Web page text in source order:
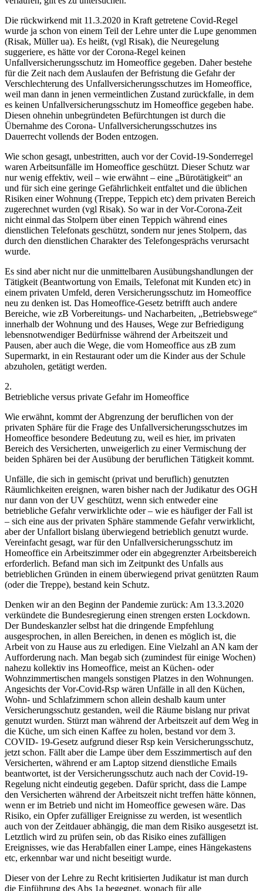
Die rückwirkend mit 11.3.2020 in Kraft getretene Covid-Regel
wurde ja schon von einem Teil der Lehre unter die Lupe genommen
(Risak, Müllerua). Es heißt, (vgl Risak), die Neuregelung
suggeriere, es hätte vor der Corona-Regel keinen
Unfallversicherungsschutz im Homeoffice gegeben. Daher bestehe
für die Zeit nach dem Auslaufen der Befristung die Gefahr der
Verschlechterung des Unfallversicherungsschutzes im Homeoffice,
weil man dann in jenen vermeintlichen Zustand zurückfalle, in dem
es keinen Unfallversicherungsschutz im Homeoffice gegeben habe.
Diesen ohnehin unbegründeten Befürchtungen ist durch die
Übernahme des Corona- Unfallversicherungsschutzes ins
Dauerrecht vollends der Boden entzogen.
Wie schon gesagt, unbestritten, auch vor der Covid-19-Sonderregel
waren Arbeitsunfälle im Homeoffice geschützt. Dieser Schutz war
nur wenig effektiv, weil – wie erwähnt – eine „Bürotätigkeit“ an
und für sich eine geringe Gefährlichkeit entfaltet und die üblichen
Risiken einer Wohnung (Treppe, Teppich etc) dem privaten Bereich
zugerechnet wurden (vgl Risak). So war in der Vor-Corona-Zeit
nicht einmal das Stolpern über einen Teppich während eines
dienstlichen Telefonats geschützt, sondern nur jenes Stolpern, das
durch den dienstlichen Charakter des Telefongesprächs verursacht
wurde.
Es sind aber nicht nur die unmittelbaren Ausübungshandlungen der
Tätigkeit (Beantwortung von Emails, Telefonat mit Kunden etc) in
einem privaten Umfeld, deren Versicherungsschutz im Homeoffice
neu zu denken ist. Das Homeoffice-Gesetz betrifft auch andere
Bereiche, wie zB Vorbereitungs- und Nacharbeiten, „Betriebswege“
innerhalb der Wohnung und des Hauses, Wege zur Befriedigung
lebensnotwendiger Bedürfnisse während der Arbeitszeit und
Pausen, aber auch die Wege, die vom Homeoffice aus zB zum
Supermarkt, in ein Restaurant oder um die Kinder aus der Schule
abzuholen, getätigt werden.
2.
Betriebliche versus private Gefahr im Homeoffice
Wie erwähnt, kommt der Abgrenzung der beruflichen von der
privaten Sphäre für die Frage des Unfallversicherungsschutzes im
Homeoffice besondere Bedeutung zu, weil es hier, im privaten
Bereich des Versicherten, unweigerlich zu einer Vermischung der
beiden Sphären bei der Ausübung der beruflichen Tätigkeit kommt.
Unfälle, die sich in gemischt (privat und beruflich) genutzten
Räumlichkeiten ereignen, waren bisher nach der Judikatur des OGH
nur dann von der UV geschützt, wenn sich entweder eine
betriebliche Gefahr verwirklichte oder – wie es häufiger der Fall ist
– sich eine aus der privaten Sphäre stammende Gefahr verwirklicht,
aberder Unfallort bislang überwiegend betrieblich genutzt wurde.
Vereinfacht gesagt, war für den Unfallversicherungsschutz im
Homeoffice ein Arbeitszimmer oder ein abgegrenzter Arbeitsbereich
erforderlich. Befand man sich im Zeitpunkt des Unfalls aus
betrieblichen Gründen in einem überwiegend privat genützten Raum
(oder die Treppe), bestand kein Schutz.
Denken wir an den Beginn der Pandemie zurück: Am 13.3.2020
verkündete die Bundesregierung einen strengen ersten Lockdown.
Der Bundeskanzler selbst hat die dringende Empfehlung
ausgesprochen, in allen Bereichen, in denen es möglich ist, die
Arbeit von zu Hause aus zu erledigen. Eine Vielzahl an AN kam der
Aufforderung nach. Man begab sich (zumindest für einige Wochen)
nahezu kollektiv ins Homeoffice, meist an Küchen- oder
Wohnzimmertischen mangels sonstigen Platzes in den Wohnungen.
Angesichts der Vor-Covid-Rsp wären Unfälle in all den Küchen,
Wohn- und Schlafzimmern schon allein deshalb kaum unter
Versicherungsschutz gestanden, weil die Räume bislang nur privat
genutzt wurden. Stürzt man während der Arbeitszeit auf dem Weg in
die Küche, um sich einen Kaffee zu holen, bestand vor dem 3.
COVID- 19-Gesetz aufgrund dieser Rsp kein Versicherungsschutz,
jetzt schon. Fällt aber die Lampe über dem Esszimmertisch auf den
Versicherten, während er am Laptop sitzend dienstliche Emails
beantwortet, ist der Versicherungsschutz auch nach der Covid-19-
Regelung nicht eindeutig gegeben. Dafür spricht, dass die Lampe
den Versicherten während der Arbeitszeit nicht treffen hätte können,
wenn er im Betrieb und nicht im Homeoffice gewesen wäre. Das
Risiko, ein Opfer zufälliger Ereignisse zu werden, ist wesentlich
auch von der Zeitdauer abhängig, die man dem Risiko ausgesetzt ist.
Letztlich wird zu prüfen sein, ob das Risiko eines zufälligen
Ereignisses, wie das Herabfallen einer Lampe, eines Hängekastens
etc, erkennbar war und nicht beseitigt wurde.
Dieser von der Lehre zu Recht kritisierten Judikatur ist man durch
die Einführung des Abs 1a begegnet, wonach für alle